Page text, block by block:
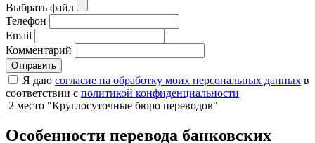
Выбрать файл
Телефон
Email
Комментарий
Отправить
Я даю согласие на обработку моих персональных данных в
соответствии с политикой конфиденциальности
2 место "Круглосуточные бюро переводов"
Особенности перевода банковских